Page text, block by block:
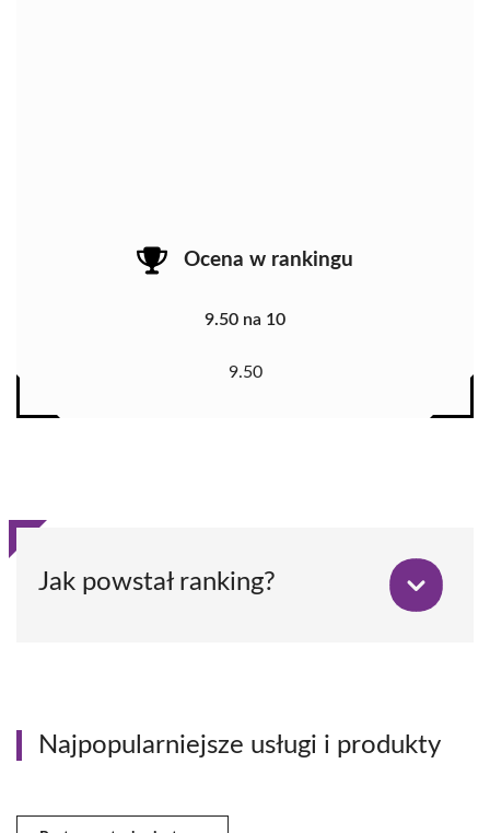
Ocena w rankingu
9.50 na 10
9.50
Jak powstał ranking?
Najpopularniejsze usługi i produkty